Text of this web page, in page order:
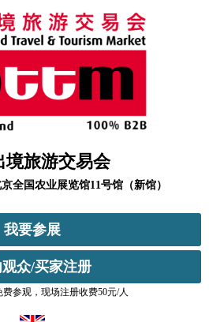
境旅游交易会
全国农业展览馆11号馆（新馆）
我要参展
众/买家注册
费参观，现场注册收费50元/人